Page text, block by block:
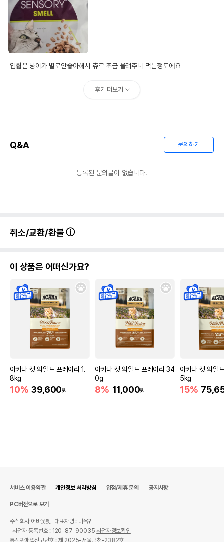
입짧은 냥이가 별로안좋아해서 츄르 조금 올려주니 먹는정도에요
후기 더보기
Q&A 문의하기
등록된 문의글이 없습니다.
취소/교환/환불
이 상품은 어떠신가요?
아카나 캣 와일드 프레이리 1.
8kg
10% 39,600원
아카나 캣 와일드 프레이리 34
0g
8% 11,000원
아카나 캣 와일
5kg
15%
서비스 이용약관 개인정보 처리방침 입점/제휴 문의 공지사항
PC버전으로 보기
주식회사 어바웃펫
대표자명 : 나옥귀
사업자 등록번호 : 120-87-90035사업자정보확인
통신판매업신고번호 : 제 2025-서울금천-2382호